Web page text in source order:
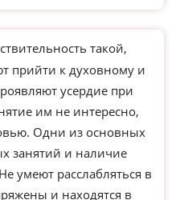
такой,
прийти к духовному и
усердие при
им не интересно,
Одни из основных
занятий и наличие
умеют расслабляться в
и находятся в